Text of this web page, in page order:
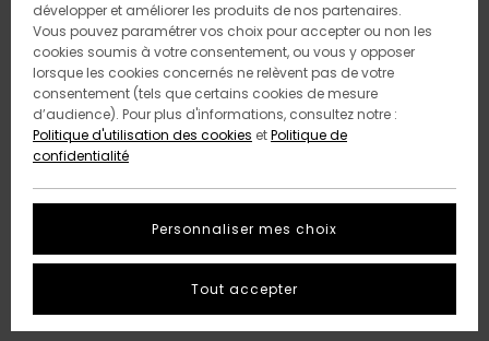
développer et améliorer les produits de nos partenaires.
Vous pouvez paramétrer vos choix pour accepter ou non les
cookies soumis à votre consentement, ou vous y opposer
lorsque les cookies concernés ne relèvent pas de votre
consentement (tels que certains cookies de mesure
d’audience). Pour plus d'informations, consultez notre :
Politique d'utilisation des cookies etPolitique de
confidentialité
Personnaliser mes choix
Tout accepter